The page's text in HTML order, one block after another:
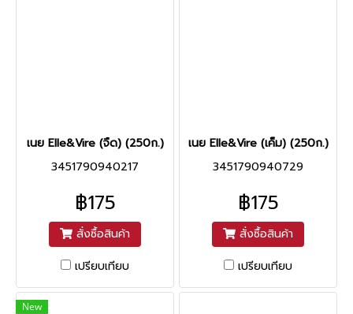
เนย Elle&Vire (จืด) (250ก.)
3451790940217
฿175
สั่งซื้อสินค้า
เปรียบเทียบ
เนย Elle&Vire (เค็ม) (250ก.)
3451790940729
฿175
สั่งซื้อสินค้า
เปรียบเทียบ
New